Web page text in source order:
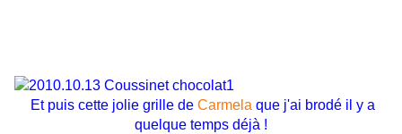
Et puis cette jolie grille de Carmela que j'ai brodé il y a
quelque temps déjà !